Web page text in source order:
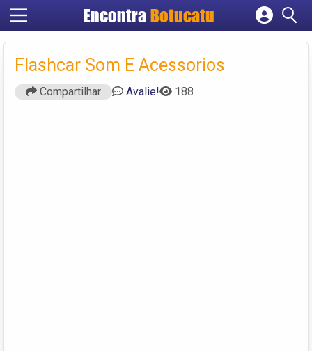
EncontraBotucatu
Cadastrar empresa
Criar conta
Flashcar Som E Acessorios
Compartilhar Avalie! 188